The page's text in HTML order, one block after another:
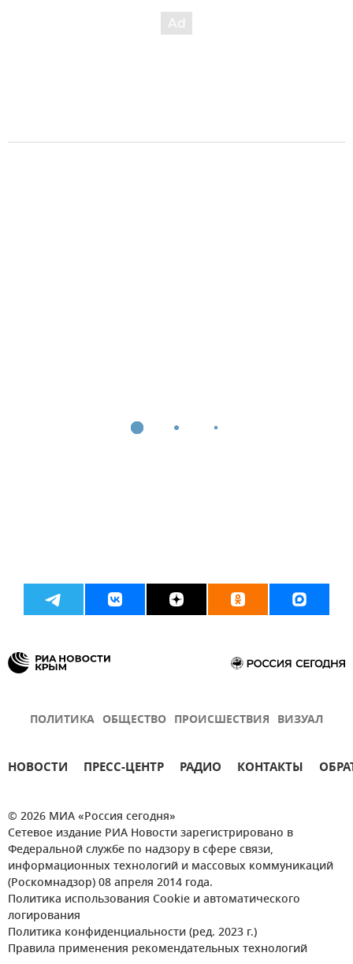
ПОЛИТИКА ОБЩЕСТВО ПРОИСШЕСТВИЯ ВИЗУАЛ
НОВОСТИ ПРЕСС-ЦЕНТР РАДИО КОНТАКТЫ
© 2026 МИА «Россия сегодня»
Сетевое издание РИА Новости зарегистрировано в
Федеральной службе по надзору в сфере связи,
информационных технологий и массовых коммуникаций
(Роскомнадзор) 08 апреля 2014 года.
Политика использования Cookie и автоматического
логирования
Политика конфиденциальности (ред. 2023 г.)
Правила применения рекомендательных технологий